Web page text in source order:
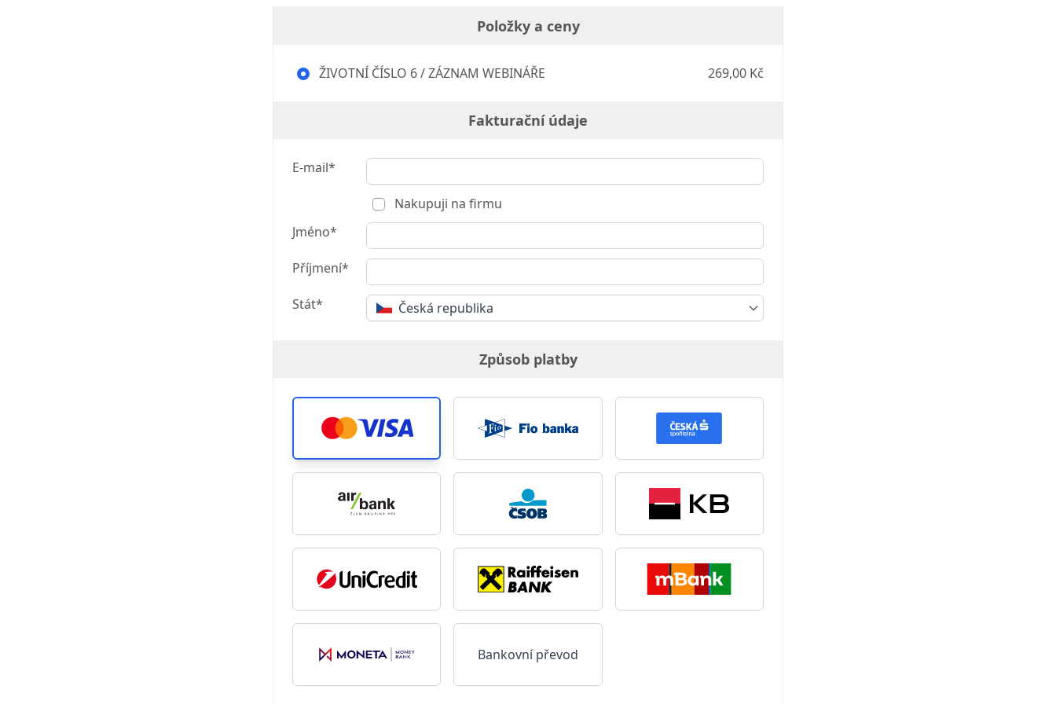
Položky a ceny
ŽIVOTNÍ ČÍSLO 6 / ZÁZNAM WEBINÁŘE 269,00 Kč
Fakturační údaje
E-mail*
Nakupuji na firmu
Jméno*
Příjmení*
Stát* Česká republika
Způsob platby
Bankovní převod